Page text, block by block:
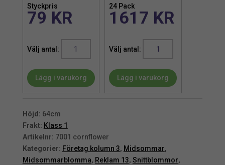
Styckpris
79 KR
konstgjord
cm
mängd
Lägg i varukorg
24 Pack
1617 KR
konstgjord
Lägg i varukorg
Höjd: 64cm
Frakt: Klass 1
Artikelnr: 7001 cornflower
Kategorier: Företag kolumn 3, Midsommar,
Midsommarblomma, Reklam 13, Snittblommor,